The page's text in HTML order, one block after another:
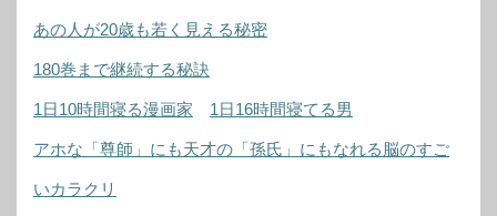
あの人が20歳も若く見える秘密
180巻まで継続する秘訣
1日10時間寝る漫画家 1日16時間寝てる男
アホな「尊師」にも天才の「孫氏」にもなれる脳のすご
いカラクリ